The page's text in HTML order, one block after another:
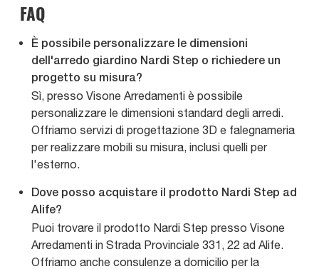
FAQ
È possibile personalizzare le dimensioni
dell'arredo giardino Nardi Step o richiedere un
progetto su misura?
Sì, presso Visone Arredamenti è possibile
personalizzare le dimensioni standard degli arredi.
Offriamo servizi di progettazione 3D e falegnameria
per realizzare mobili su misura, inclusi quelli per
l'esterno.
Dove posso acquistare il prodotto Nardi Step ad
Alife?
Puoi trovare il prodotto Nardi Step presso Visone
Arredamenti in Strada Provinciale 331, 22 ad Alife.
Offriamo anche consulenze a domicilio per la